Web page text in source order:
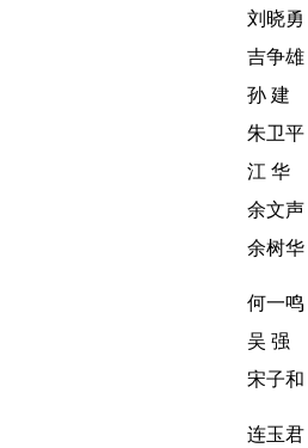
刘晓勇
吉争雄
孙 建
朱卫平
江 华
余文声
余树华
何一鸣
吴 强
宋子和
连玉君